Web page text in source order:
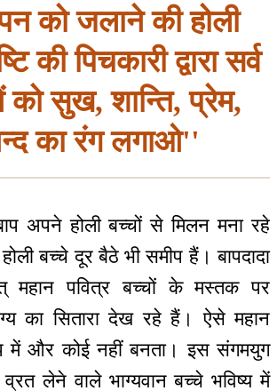
को जलाने की होली
की पिचकारी द्वारा सर्व
सुख, शान्ति, प्रेम,
का रंग लगाओ''
अपने होली बच्चों से मिलन मना रहे
बच्चे दूर बैठे भी समीप हैं। बापदादा
महान पवित्र बच्चों के मस्तक पर
का सितारा देख रहे हैं। ऐसे महान
में और कोई नहीं बनता। इस संगमयुग
व्रत लेने वाले भाग्यवान बच्चे भविष्य में